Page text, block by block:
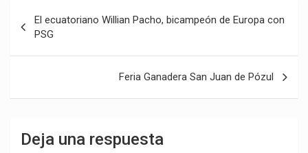
de
entradas
El ecuatoriano Willian Pacho, bicampeón de Europa con
PSG
Feria Ganadera San Juan de Pózul
Deja una respuesta